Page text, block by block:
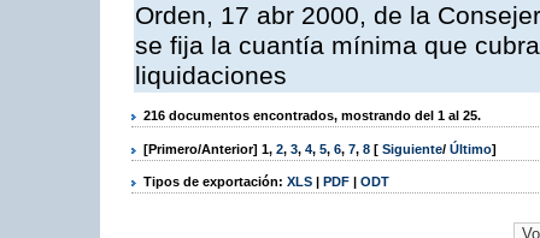
Orden, 17 abr 2000, de la
se fija la cuantía mínima que
liquidaciones
216 documentos encontrados, mostrando del 1 al 25.
[Primero/Anterior] 1, 2, 3, 4, 5, 6, 7, 8 [ Siguiente/ Último]
Tipos de exportación: XLS | PDF | ODT